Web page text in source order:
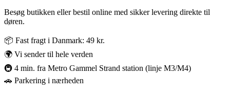
Besøg butikken eller bestil online med sikker levering direkte til
døren.
📦 Fast fragt i Danmark: 49 kr.
🌍 Vi sender til hele verden
🚇 4 min. fra Metro Gammel Strand station (linje M3/M4)
🚗 Parkering i nærheden